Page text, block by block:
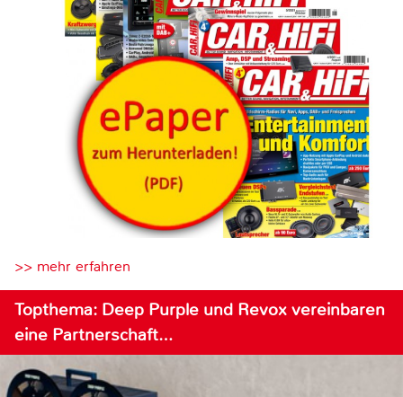
>> mehr erfahren
Topthema: Deep Purple und Revox vereinbaren
eine Partnerschaft…